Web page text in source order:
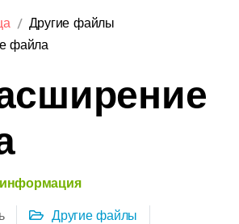
Другие файлы
файла
Другие файлы